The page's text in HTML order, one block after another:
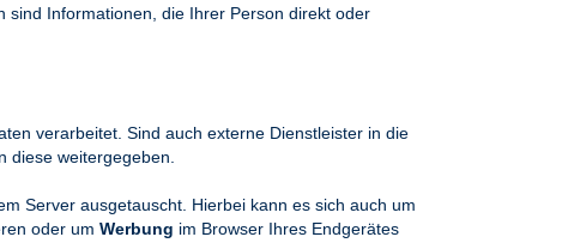
sind Informationen, die Ihrer Person direkt oder
verarbeitet. Sind auch externe Dienstleister in die
diese weitergegeben.
Server ausgetauscht. Hierbei kann es sich auch um
oder um Werbung im Browser Ihres Endgerätes